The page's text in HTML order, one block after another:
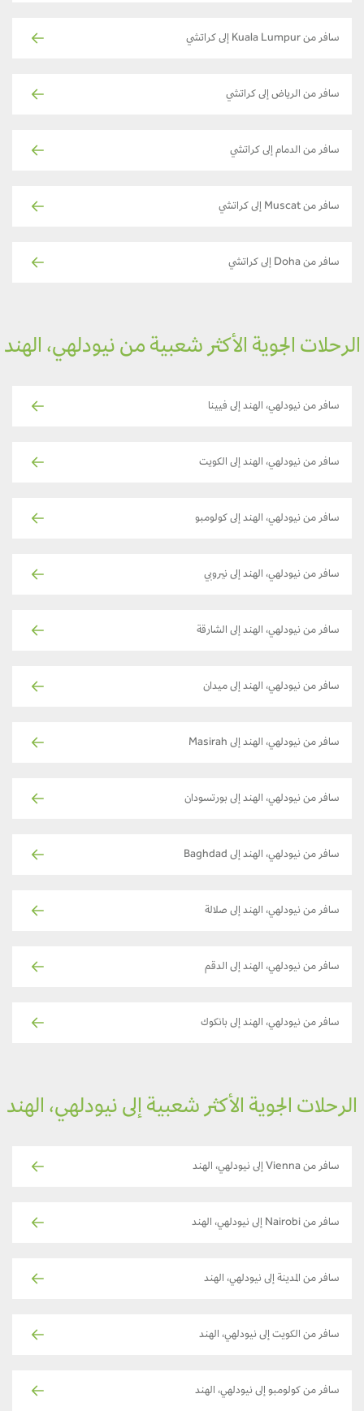
سافر من Kuala Lumpur إلى كراتشي
سافر من الرياض إلى كراتشي
سافر من الدمام إلى كراتشي
سافر من Muscat إلى كراتشي
سافر من Doha إلى كراتشي
الجوية الأكثر شعبية من نيودلهي، الهند
سافر من نيودلهي، الهند إلى فيينا
سافر من نيودلهي، الهند إلى الكويت
سافر من نيودلهي، الهند إلى كولومبو
سافر من نيودلهي، الهند إلى نيروبي
سافر من نيودلهي، الهند إلى الشارقة
سافر من نيودلهي، الهند إلى ميدان
سافر من نيودلهي، الهند إلى Masirah
سافر من نيودلهي، الهند إلى بورتسودان
سافر من نيودلهي، الهند إلى Baghdad
سافر من نيودلهي، الهند إلى صلالة
سافر من نيودلهي، الهند إلى الدقم
سافر من نيودلهي، الهند إلى بانكوك
الجوية الأكثر شعبية إلى نيودلهي، الهند
سافر من Vienna إلى نيودلهي، الهند
سافر من Nairobi إلى نيودلهي، الهند
سافر من المدينة إلى نيودلهي، الهند
سافر من الكويت إلى نيودلهي، الهند
سافر من كولومبو إلى نيودلهي، الهند